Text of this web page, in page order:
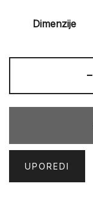
Dimenzije
-
UPOREDI